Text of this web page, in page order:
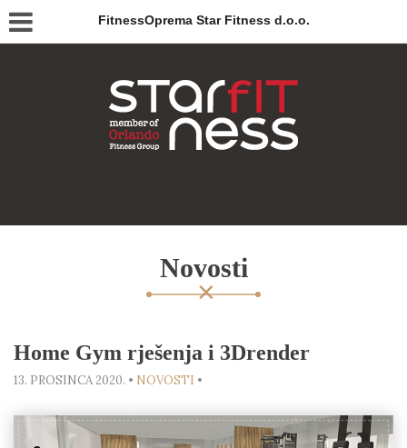
FitnessOprema Star Fitness d.o.o.
Novosti
Home Gym rješenja i 3Drender
13. PROSINCA 2020. • NOVOSTI •